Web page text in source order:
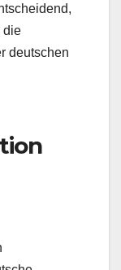
die
deutschen